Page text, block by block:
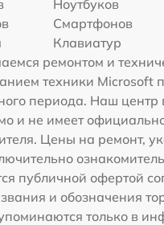
Ноутбуков
Смартфонов
Клавиатур
ремонтом и
техники Microsoft
периода. Наш центр
и не имеет
Цены на ремонт,
публичной офертой
и обозначения
только в